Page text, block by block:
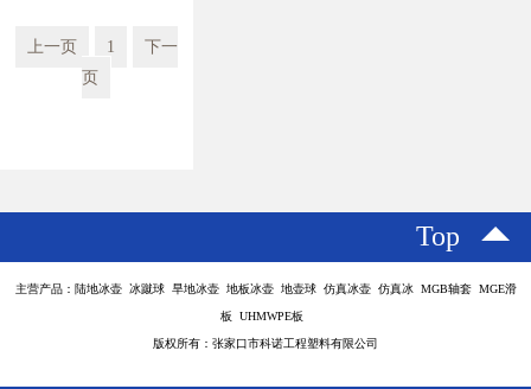
上一页 1
下一
页
Top
主营产品：陆地冰壶 冰蹴球 旱地冰壶 地板冰壶 地壶球 仿真冰壶 仿真冰 MGB轴套 MGE滑
板 UHMWPE板
版权所有：张家口市科诺工程塑料有限公司